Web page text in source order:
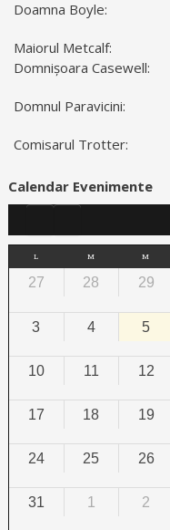
Doamna Boyle:
Maiorul Metcalf:
Domnișoara Casewell:
Domnul Paravicini:
Comisarul Trotter:
Calendar Evenimente
L M M
27 28 29
3 4 5
10 11 12
17 18 19
24 25 26
31 1 2